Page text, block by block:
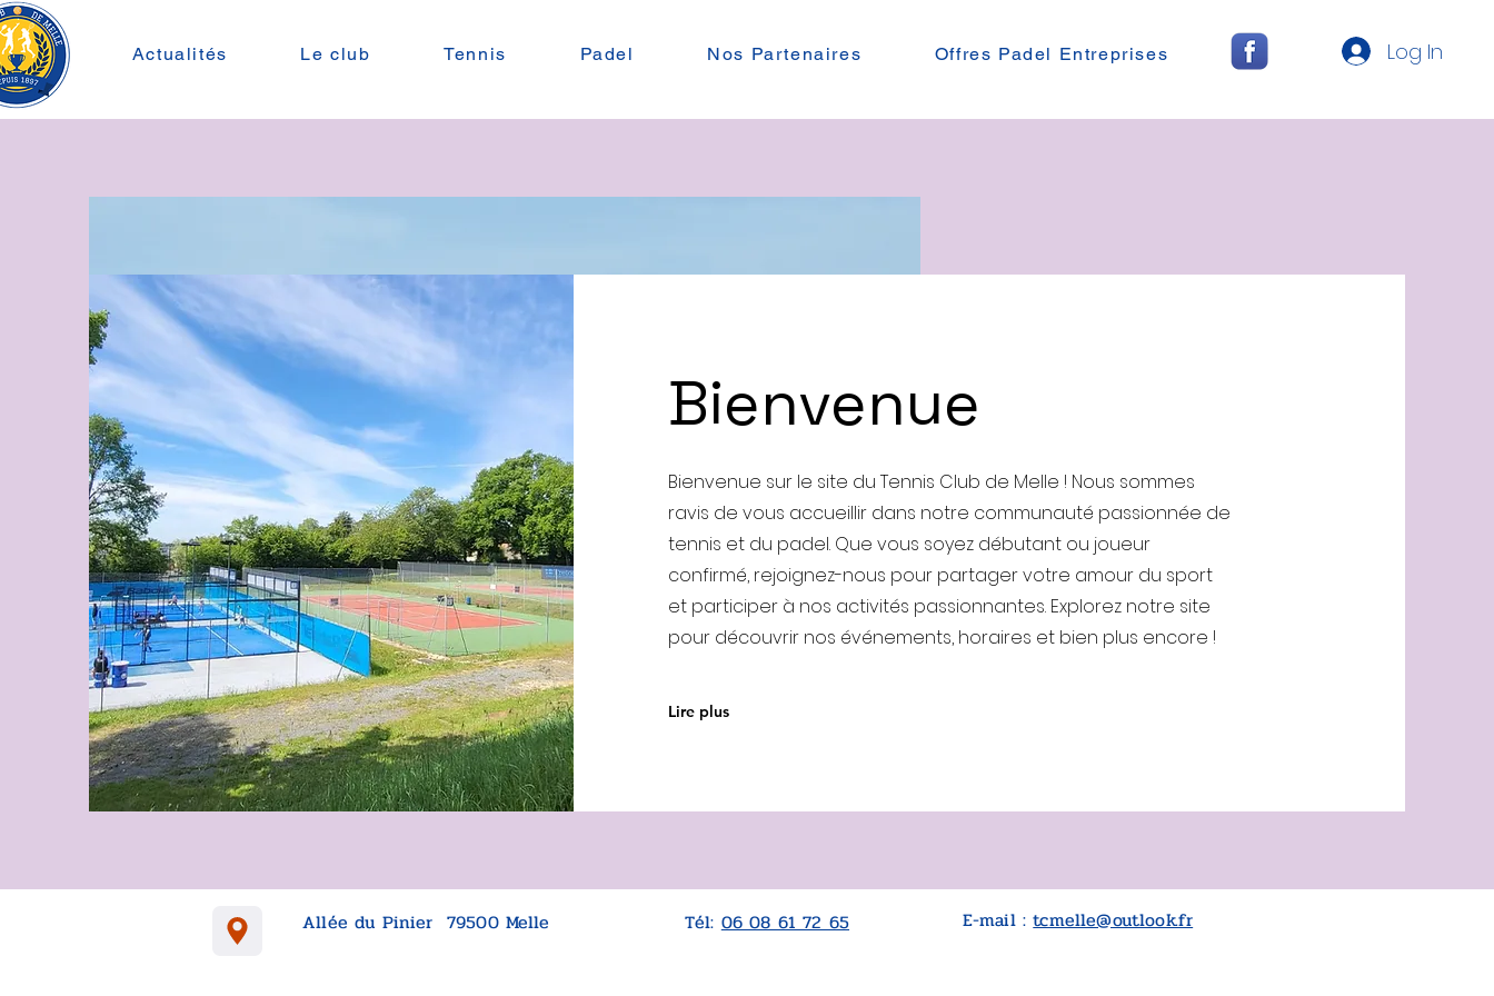
Actualités Le club Tennis Padel Nos Partenaires Offres Padel Entreprises Log In
Bienvenue
Bienvenue sur le site du Tennis Club de Melle ! Nous sommes
ravis de vous accueillir dans notre communauté passionnée de
tennis et du padel. Que vous soyez débutant ou joueur
confirmé, rejoignez-nous pour partager votre amour du sport
et participer à nos activités passionnantes. Explorez notre site
pour découvrir nos événements, horaires et bien plus encore !
Lire plus
Allée du Pinier 79500 Melle Tél:06 08 61 72 65 E-mail :tcmelle@outlook.fr